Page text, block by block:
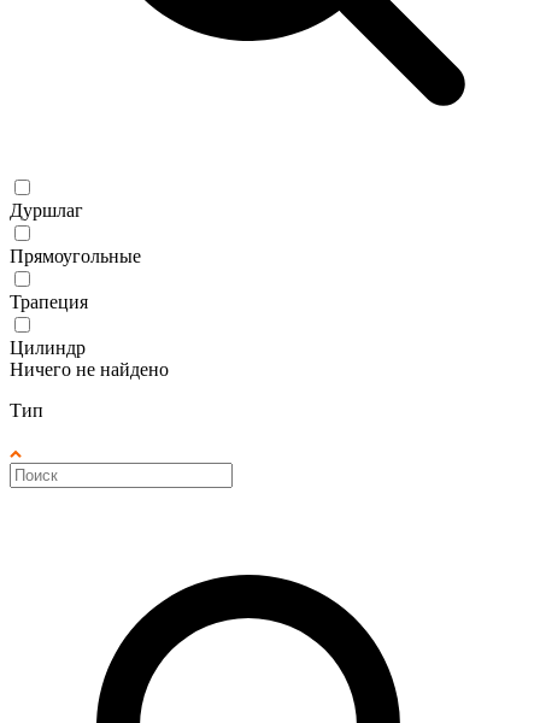
Дуршлаг
Прямоугольные
Трапеция
Цилиндр
Ничего не найдено
Тип